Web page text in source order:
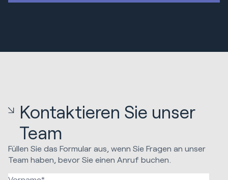
Kontaktieren Sie unser
Team
Füllen Sie das Formular aus, wenn Sie Fragen an unser
Team haben, bevor Sie einen Anruf buchen.